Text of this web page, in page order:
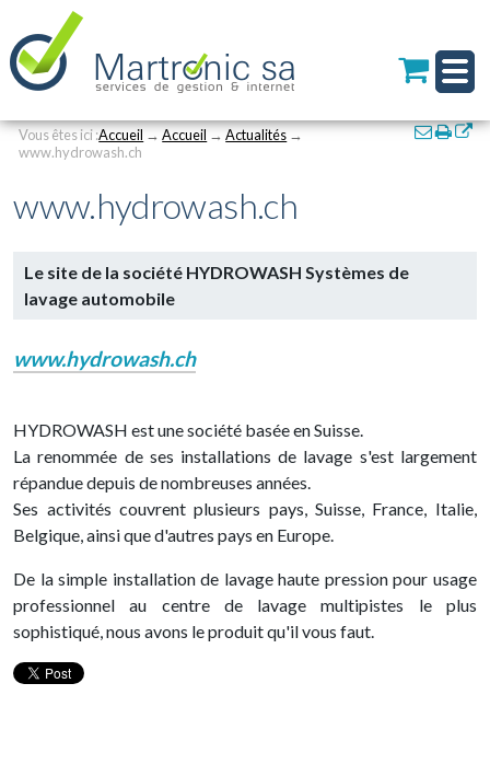
Personal
tools
contenu.
|
Aller
la
navigation
Navigation
Actions
Vous êtes ici :Accueil →Accueil →Actualités →
www.hydrowash.ch
www.hydrowash.ch
Le site de la société HYDROWASH Systèmes de
lavage automobile
www.hydrowash.ch
HYDROWASH est une société basée en Suisse.
La renommée de ses installations de lavage s'est largement
répandue depuis de nombreuses années.
Ses activités couvrent plusieurs pays, Suisse, France, Italie,
Belgique, ainsi que d'autres pays en Europe.
De la simple installation de lavage haute pression pour usage
professionnel au centre de lavage multipistes le plus
sophistiqué, nous avons le produit qu'il vous faut.